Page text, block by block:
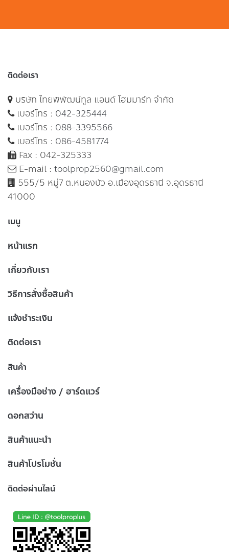
ติดต่อเรา
บริษัท ไทยพิพัฒน์ทูล แอนด์ โฮมมาร์ท จำกัด
เบอร์โทร : 042-325444
เบอร์โทร : 088-3395566
เบอร์โทร : 086-4581774
Fax : 042-325333
E-mail : toolprop2560@gmail.com
555/5 หมู่7 ต.หนองบัว อ.เมืองอุดรธานี จ.อุดรธานี
41000
เมนู
หน้าแรก
เกี่ยวกับเรา
วิธีการสั่งซื้อสินค้า
แจ้งชำระเงิน
ติดต่อเรา
สินค้า
เครื่องมือช่าง / ฮาร์ดแวร์
ดอกสว่าน
สินค้าแนะนำ
สินค้าโปรโมชั่น
ติดต่อผ่านไลน์